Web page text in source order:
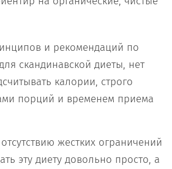
и рекомендаций по
скандинавской диеты, нет
калории, строго
порций и временем приема
жестких ограничений
эту диету довольно просто, а